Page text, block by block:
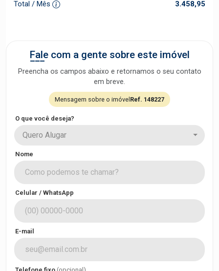
Total / Mês 3.458,95
Fale com a gente sobre este imóvel
Preencha os campos abaixo e retornamos o seu contato
em breve.
Mensagem sobre o imóvel Ref. 148227
O que você deseja?
Quero Alugar
Nome
Celular / WhatsApp
E-mail